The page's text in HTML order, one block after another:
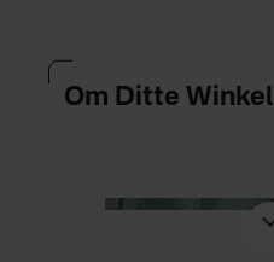
Om Ditte Winkel